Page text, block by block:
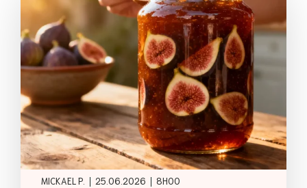
MICKAEL P. | 25.06.2026 | 8H00